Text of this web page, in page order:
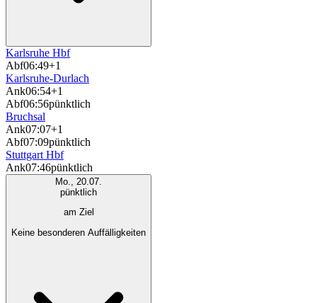
Karlsruhe Hbf
Abf06:49+1
Karlsruhe-Durlach
Ank06:54+1
Abf06:56pünktlich
Bruchsal
Ank07:07+1
Abf07:09pünktlich
Stuttgart Hbf
Ank07:46pünktlich
Mo., 20.07.
pünktlich
am Ziel
Keine besonderen Auffälligkeiten